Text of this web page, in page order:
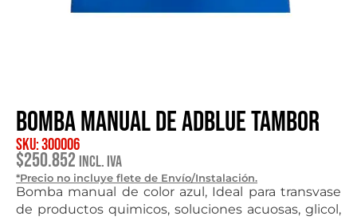
Bomba manual de Adblue tambor
SKU: 300006
$250.852 Incl. IVA
*Precio no incluye flete de Envío/Instalación.
Bomba manual de color azul, Ideal para transvase
de productos quimicos, soluciones acuosas, glicol,